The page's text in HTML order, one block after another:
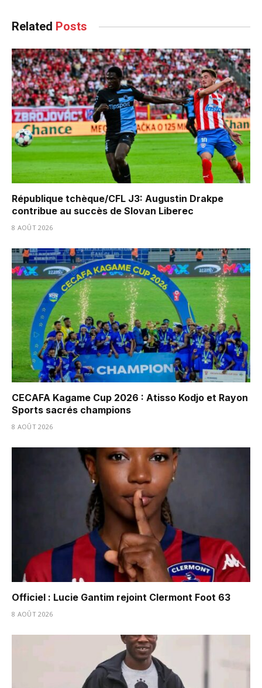
Related Posts
République tchèque/CFL J3: Augustin Drakpe
contribue au succès de Slovan Liberec
8 AOÛT 2026
CECAFA Kagame Cup 2026 : Atisso Kodjo et Rayon
Sports sacrés champions
8 AOÛT 2026
Officiel : Lucie Gantim rejoint Clermont Foot 63
8 AOÛT 2026